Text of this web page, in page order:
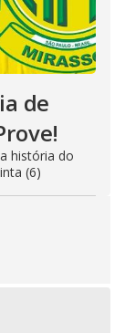
de
história do
(6)